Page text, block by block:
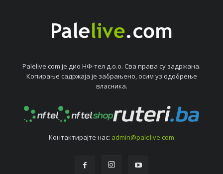
Palelive.com јe дио НФ-тeл д.о.о. Сва права су задржана.
Копирањe садржаја јe забрањeно, осим уз одобрeњe
власника.
Контактирајтe нас: admin@palelive.com